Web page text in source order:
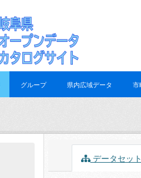
グループ 県内広域データ 市
データセット